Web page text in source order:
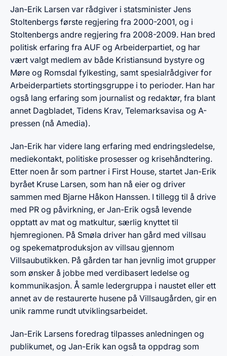
Jan-Erik Larsen var rådgiver i statsminister Jens
Stoltenbergs første regjering fra 2000-2001, og i
Stoltenbergs andre regjering fra 2008-2009. Han bred
politisk erfaring fra AUF og Arbeiderpartiet, og har
vært valgt medlem av både Kristiansund bystyre og
Møre og Romsdal fylkesting, samt spesialrådgiver for
Arbeiderpartiets stortingsgruppe i to perioder. Han har
også lang erfaring som journalist og redaktør, fra blant
annet Dagbladet, Tidens Krav, Telemarksavisa og A-
pressen (nå Amedia).
Jan-Erik har videre lang erfaring med endringsledelse,
mediekontakt, politiske prosesser og krisehåndtering.
Etter noen år som partner i First House, startet Jan-Erik
byrået Kruse Larsen, som han nå eier og driver
sammen med Bjarne Håkon Hanssen. I tillegg til å drive
med PR og påvirkning, er Jan-Erik også levende
opptatt av mat og matkultur, særlig knyttet til
hjemregionen. På Smøla driver han gård med villsau
og spekematproduksjon av villsau gjennom
Villsaubutikken. På gården tar han jevnlig imot grupper
som ønsker å jobbe med verdibasert ledelse og
kommunikasjon. Å samle ledergruppa i naustet eller ett
annet av de restaurerte husene på Villsaugården, gir en
unik ramme rundt utviklingsarbeidet.
Jan-Erik Larsens foredrag tilpasses anledningen og
publikumet, og Jan-Erik kan også ta oppdrag som